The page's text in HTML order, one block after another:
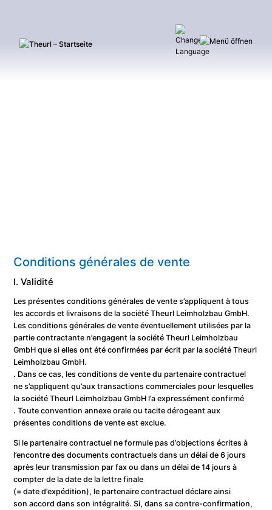
Conditions générales de vente
I. Validité
Les présentes conditions générales de vente s’appliquent à tous
les accords et livraisons de la société Theurl Leimholzbau GmbH.
Les conditions générales de vente éventuellement utilisées par la
partie contractante n’engagent la société Theurl Leimholzbau
GmbH que si elles ont été confirmées par écrit par la société Theurl
Leimholzbau GmbH.
. Dans ce cas, les conditions de vente du partenaire contractuel
ne s’appliquent qu’aux transactions commerciales pour lesquelles
la société Theurl Leimholzbau GmbH l’a expressément confirmé
. Toute convention annexe orale ou tacite dérogeant aux
présentes conditions de vente est exclue.
Si le partenaire contractuel ne formule pas d’objections écrites à
l’encontre des documents contractuels dans un délai de 6 jours
après leur transmission par fax ou dans un délai de 14 jours à
compter de la date de la lettre finale
(= date d’expédition), le partenaire contractuel déclare ainsi
son accord dans son intégralité. Si, dans sa contre-confirmation,